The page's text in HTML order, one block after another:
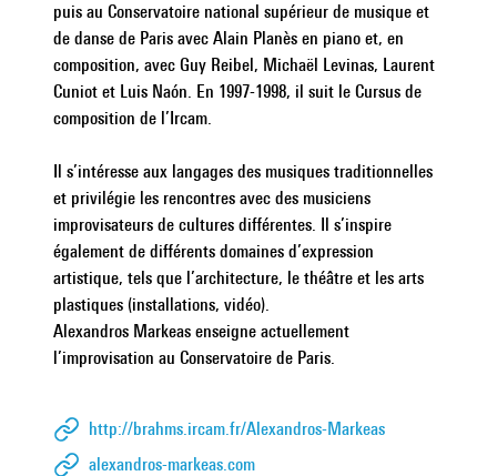
Pratique
puis au Conservatoire national supérieur de musique et
de danse de Paris avec Alain Planès en piano et, en
composition, avec Guy Reibel, Michaël Levinas, Laurent
Cuniot et Luis Naón. En 1997-1998, il suit le Cursus de
composition de l’Ircam.
Il s’intéresse aux langages des musiques traditionnelles
et privilégie les rencontres avec des musiciens
improvisateurs de cultures différentes. Il s’inspire
également de différents domaines d’expression
artistique, tels que l’architecture, le théâtre et les arts
plastiques (installations, vidéo).
Alexandros Markeas enseigne actuellement
l’improvisation au Conservatoire de Paris.
http://brahms.ircam.fr/Alexandros-Markeas
alexandros-markeas.com